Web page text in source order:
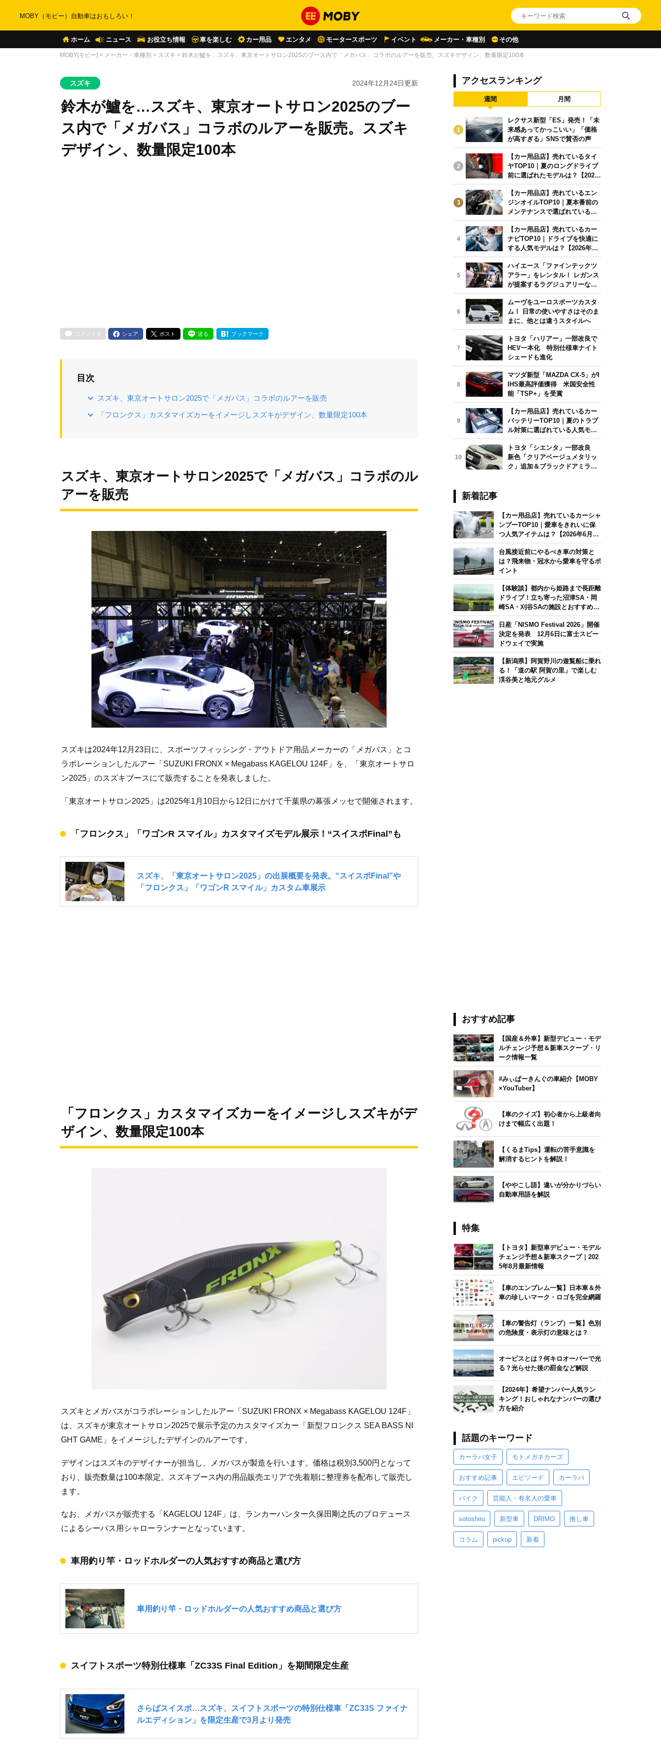
MOBY（モビー）自動車はおもしろい！
ホーム ニュース お役立ち情報 車を楽しむ カー用品 エンタメ モータースポーツ イベント メーカー・車種別 その他
MOBY[モビー] > メーカー・車種別 > スズキ > 鈴木が鱸を…スズキ、東京オートサロン2025のブース内で「メガバス」コラボのルアーを販売。スズキデザイン、数量限定100本
スズキ 2024年12月24日更新
鈴木が鱸を…スズキ、東京オートサロン2025のブー
ス内で「メガバス」コラボのルアーを販売。スズキ
デザイン、数量限定100本
コメント 0 シェア ポスト 送る ブックマーク
目次
スズキ、東京オートサロン2025で「メガバス」コラボのルアーを販売
「フロンクス」カスタマイズカーをイメージしスズキがデザイン、数量限定100本
スズキ、東京オートサロン2025で「メガバス」コラボのル
アーを販売
スズキは2024年12月23日に、スポーツフィッシング・アウトドア用品メーカーの「メガバス」とコ
ラボレーションしたルアー「SUZUKI FRONX × Megabass KAGELOU 124F」を、「東京オートサロ
ン2025」のスズキブースにて販売することを発表しました。
「東京オートサロン2025」は2025年1月10日から12日にかけて千葉県の幕張メッセで開催されます。
「フロンクス」「ワゴンR スマイル」カスタマイズモデル展示！“スイスポFinal”も
「フロンクス」カスタマイズカーをイメージしスズキがデ
ザイン、数量限定100本
スズキとメガバスがコラボレーションしたルアー「SUZUKI FRONX × Megabass KAGELOU 124F」
は、スズキが東京オートサロン2025で展示予定のカスタマイズカー「新型フロンクス SEA BASS NI
GHT GAME」をイメージしたデザインのルアーです。
デザインはスズキのデザイナーが担当し、メガバスが製造を行います。価格は税別3,500円となって
おり、販売数量は100本限定。スズキブース内の用品販売エリアで先着順に整理券を配布して販売し
ます。
なお、メガバスが販売する「KAGELOU 124F」は、ランカーハンター久保田剛之氏のプロデュース
によるシーバス用シャローランナーとなっています。
車用釣り竿・ロッドホルダーの人気おすすめ商品と選び方
スイフトスポーツ特別仕様車「ZC33S Final Edition」を期間限定生産
アクセスランキング
週間 月間
1
レクサス新型「ES」発売！「未
来感あってかっこいい」「価格
が高すぎる」SNSで賛否の声
2
【カー用品店】売れているタイ
ヤTOP10｜夏のロングドライブ
前に選ばれたモデルは？【2026
年6月版】
3
【カー用品店】売れているエン
ジンオイルTOP10｜夏本番前の
メンテナンスで選ばれている人
気モデルは？【2026年6月版】
4
【カー用品店】売れているカー
ナビTOP10｜ドライブを快適に
する人気モデルは？【2026年6
月版】
5
ハイエース「ファインテックツ
アラー」をレンタル！ レガンス
が提案するラグジュアリーな移
動体験
6
ムーヴをユーロスポーツカスタ
ム！ 日常の使いやすさはそのま
まに、他とは違うスタイルへ
7
トヨタ「ハリアー」一部改良で
HEV一本化 特別仕様車ナイト
シェードも進化
8
マツダ新型「MAZDA CX-5」がI
IHS最高評価獲得 米国安全性
能「TSP+」を受賞
9
【カー用品店】売れているカー
バッテリーTOP10｜夏のトラブ
ル対策に選ばれている人気モデ
ルは？【2026年6月版】
10
トヨタ「シエンタ」一部改良
新色「クリアベージュメタリッ
ク」追加＆ブラックドアミラー
新着記事
【カー用品店】売れているカーシャ
ンプーTOP10｜愛車をきれいに保
つ人気アイテムは？【2026年6月
版】
台風接近前にやるべき車の対策と
は？飛来物・冠水から愛車を守るポ
イント
【体験談】都内から姫路まで長距離
ドライブ！立ち寄った沼津SA・岡
崎SA・刈谷SAの施設とおすすめグ
ルメを紹介
日産「NISMO Festival 2026」開催
決定を発表 12月6日に富士スピー
ドウェイで実施
【新潟県】阿賀野川の遊覧船に乗れ
る！「道の駅 阿賀の里」で楽しむ
渓谷美と地元グルメ
おすすめ記事
【国産＆外車】新型デビュー・モデ
ルチェンジ予想＆新車スクープ・リ
ーク情報一覧
#みぃぱーきんぐの車紹介【MOBY
×YouTuber】
【車のクイズ】初心者から上級者向
けまで幅広く出題！
【くるまTips】運転の苦手意識を
解消するヒントを解説！
【ややこし語】違いが分かりづらい
自動車用語を解説
特集
【トヨタ】新型車デビュー・モデル
チェンジ予想＆新車スクープ｜202
5年8月最新情報
【車のエンブレム一覧】日本車＆外
車の珍しいマーク・ロゴを完全網羅
【車の警告灯（ランプ）一覧】色別
の危険度・表示灯の意味とは？
オービスとは？何キロオーバーで光
る？光らせた後の罰金など解説
【2024年】希望ナンバー人気ラン
キング！おしゃれなナンバーの選び
方を紹介
話題のキーワード
カーラバ女子 モトメガネカーズ
おすすめ記事 エピソード カーラバ
バイク 芸能人・有名人の愛車
sotoshiru 新型車 DRIMO 推し車
コラム pickup 新着